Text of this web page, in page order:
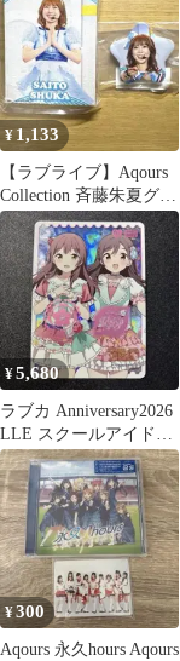
¥ 1,133
【ラブライブ】Aqours
Collection 斉藤朱夏グッ
ズ
¥5,680
ラブカ Anniversary2026
LLE スクールアイドル
ミュージカル
¥300
Aqours 永久hours Aqours